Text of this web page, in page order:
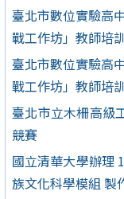
臺北市數位實驗高
戰工作坊」教師培
臺北市數位實驗高
戰工作坊」教師培
臺北市立木柵高級
競賽
國立清華大學辦理
族文化科學模組 製